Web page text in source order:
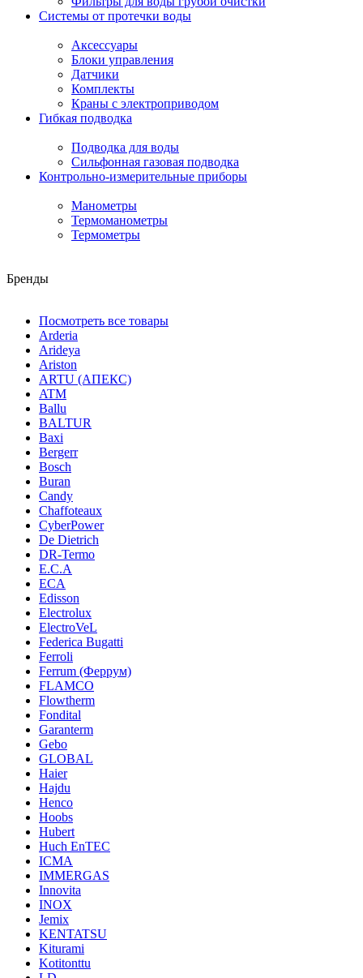
Системы от протечки воды
Аксессуары
Блоки управления
Датчики
Комплекты
Краны с электроприводом
Гибкая подводка
Подводка для воды
Сильфонная газовая подводка
Контрольно-измерительные приборы
Манометры
Термоманометры
Термометры
Бренды
Посмотреть все товары
Arderia
Arideya
Ariston
ARTU (АПЕКС)
ATM
Ballu
BALTUR
Baxi
Bergerr
Bosch
Buran
Candy
Chaffoteaux
CyberPower
De Dietrich
DR-Termo
E.C.A
ECA
Edisson
Electrolux
ElectroVeL
Federica Bugatti
Ferroli
Ferrum (Феррум)
FLAMCO
Flowtherm
Fondital
Garanterm
Gebo
GLOBAL
Haier
Hajdu
Henco
Hoobs
Hubert
Huch EnTEC
ICMA
IMMERGAS
Innovita
INOX
Jemix
KENTATSU
Kiturami
Kotitonttu